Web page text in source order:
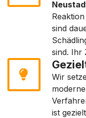
sind
sind. Ihr
Wir
ist